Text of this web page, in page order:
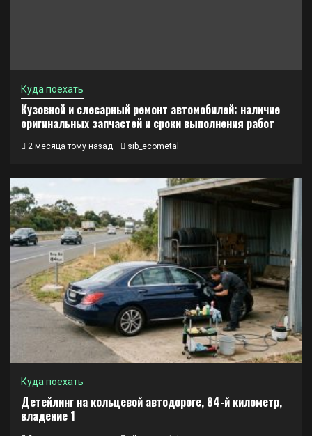
Куда поехать
Кузовной и слесарный ремонт автомобилей: наличие
оригинальных запчастей и сроки выполнения работ
2 месяца тому назад sib_ecometal
Куда поехать
Детейлинг на кольцевой автодороге, 84-й километр,
владение 1